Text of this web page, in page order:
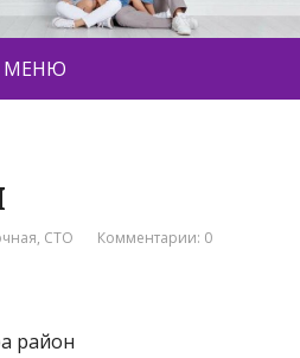
МЕНЮ
, СТО Комментарии: 0
район